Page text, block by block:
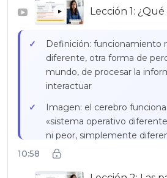
▶ Lección 1:
Definición: funcionamiento
diferente, otra forma de
mundo, de procesar la
interactuar
Imagen: el cerebro
«sistema operativo
ni peor, simplemente
Dos grandes dimensiones
características:
10:58